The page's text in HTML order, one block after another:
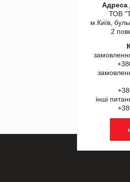
Адреса
ТОВ
м.Київ,
2
інші